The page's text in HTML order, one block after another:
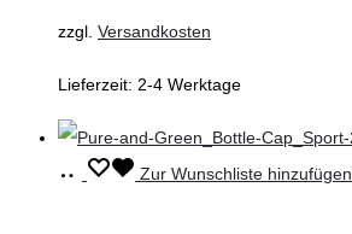
zzgl. Versandkosten
Lieferzeit: 2-4 Werktage
In
Zur Wunschliste hinzufügen